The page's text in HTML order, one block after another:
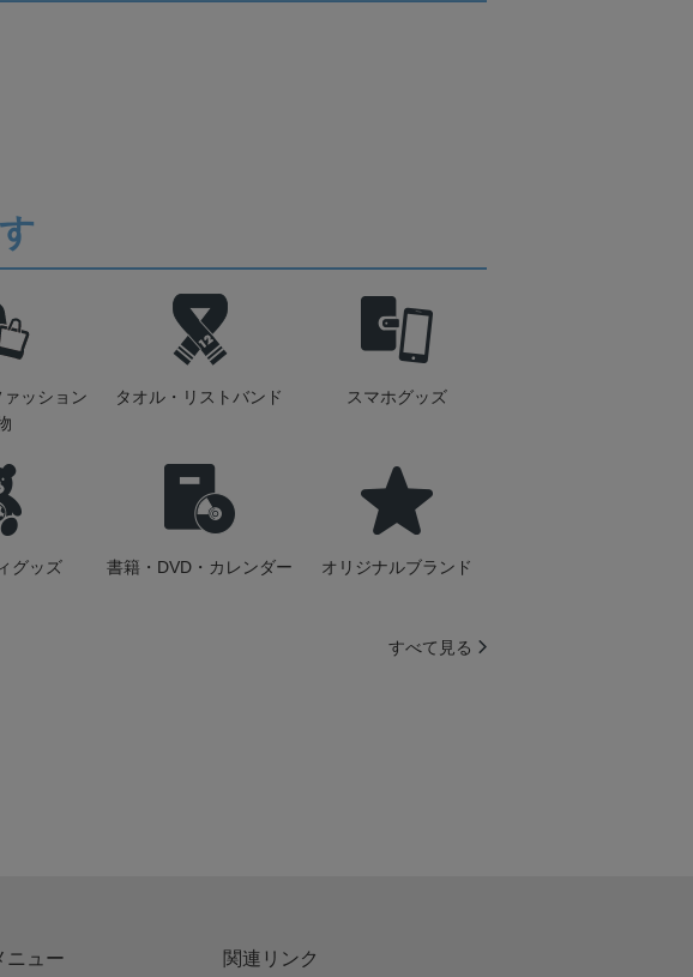
ッション
タオル・リストバンド スマホグッズ
グッズ 書籍・DVD・カレンダー オリジナルブランド
すべて見る
ニュー 関連リンク